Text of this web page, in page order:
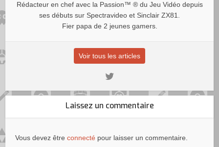
Rédacteur en chef avec la Passion™ ® du Jeu Vidéo depuis
ses débuts sur Spectravideo et Sinclair ZX81.
Fier papa de 2 jeunes gamers.
Voir tous les articles
Laissez un commentaire
Vous devez êtreconnecté pour laisser un commentaire.